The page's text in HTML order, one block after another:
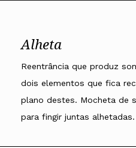
Alheta
Reentrância que produz
dois elementos que fica
plano destes. Mocheta de
para fingir juntas alhetadas.